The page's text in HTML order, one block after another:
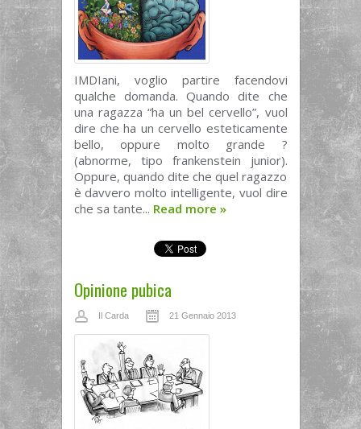
IMDIani, voglio partire facendovi
qualche domanda. Quando dite che
una ragazza “ha un bel cervello”, vuol
dire che ha un cervello esteticamente
bello, oppure molto grande ?
(abnorme, tipo frankenstein junior).
Oppure, quando dite che quel ragazzo
è davvero molto intelligente, vuol dire
che sa tante... Read more »
Opinione pubica
Il Carda 21 Gennaio 2013